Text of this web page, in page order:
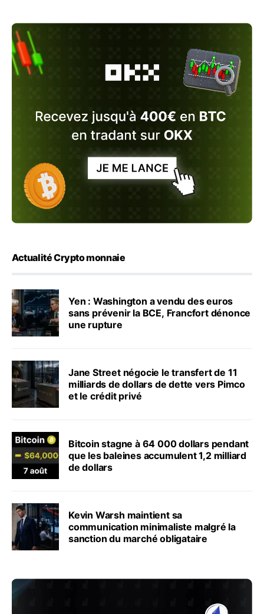
Actualité Crypto monnaie
Yen : Washington a vendu des euros
sans prévenir la BCE, Francfort dénonce
une rupture
Jane Street négocie le transfert de 11
milliards de dollars de dette vers Pimco
et le crédit privé
Bitcoin stagne à 64 000 dollars pendant
que les baleines accumulent 1,2 milliard
de dollars
Kevin Warsh maintient sa
communication minimaliste malgré la
sanction du marché obligataire